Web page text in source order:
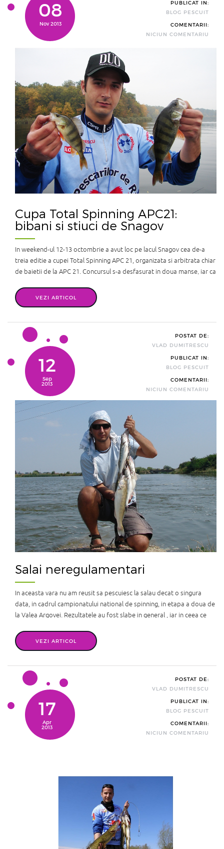
08
Nov 2013
PUBLICAT IN:
BLOG PESCUIT
COMENTARII:
NICIUN COMENTARIU
Cupa Total Spinning APC21:
bibani si stiuci de Snagov
In weekend-ul 12-13 octombrie a avut loc pe lacul Snagov cea de-a
treia editie a cupei Total Spinning APC 21, organizata si arbitrata chiar
de baietii de la APC 21. Concursul s-a desfasurat in doua manse, iar ca
bibanul avea sa ia locul stiucii. Se anuntau ...
VEZI ARTICOL
12
Sep
2013
POSTAT DE:
VLAD DUMITRESCU
PUBLICAT IN:
BLOG PESCUIT
COMENTARII:
NICIUN COMENTARIU
Salai neregulamentari
In aceasta vara nu am reusit sa pescuiesc la salau decat o singura
data, in cadrul campionatului national de spinning, in etapa a doua de
la Valea Argovei. Rezultatele au fost slabe in general , iar in ceea ce
nicio mansa. Dornic sa am dril cu un salau, incep s ...
VEZI ARTICOL
17
Apr
2013
POSTAT DE:
VLAD DUMITRESCU
PUBLICAT IN:
BLOG PESCUIT
COMENTARII:
NICIUN COMENTARIU